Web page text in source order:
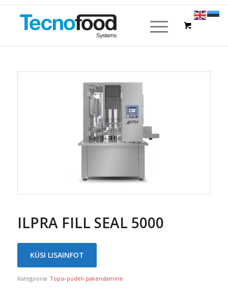
ILPRA FILL SEAL 5000
KÜSI LISAINFOT
Kategooria: Topsi-pudeli pakendamine